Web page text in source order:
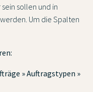
sollen und in
Um die Spalten
» Auftragstypen »